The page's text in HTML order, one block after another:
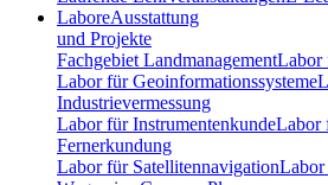
LaboreAusstattung
und Projekte
Fachgebiet LandmanagementLabor
Labor für Geoinformationssysteme
Industrievermessung
Labor für InstrumentenkundeLabor
Fernerkundung
Labor für SatellitennavigationLabor